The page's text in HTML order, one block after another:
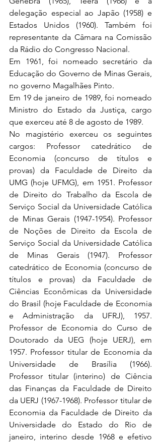
delegação especial ao Japão (1958) e
Estados Unidos (1960). Também foi
representante da Câmara na Comissão
da Rádio do Congresso Nacional.
Em 1961, foi nomeado secretário da
Educação do Governo de Minas Gerais,
no governo Magalhães Pinto.
Em 19 de janeiro de 1989, foi nomeado
Ministro do Estado da Justiça, cargo
que exerceu até 8 de agosto de 1989.
No magistério exerceu os seguintes
cargos: Professor catedrático de
Economia (concurso de títulos e
provas) da Faculdade de Direito da
UMG (hoje UFMG), em 1951. Professor
de Direito do Trabalho da Escola de
Serviço Social da Universidade Católica
de Minas Gerais (1947-1954). Professor
de Noções de Direito da Escola de
Serviço Social da Universidade Católica
de Minas Gerais (1947). Professor
catedrático de Economia (concurso de
títulos e provas) da Faculdade de
Ciências Econômicas da Universidade
do Brasil (hoje Faculdade de Economia
e Administração da UFRJ), 1957.
Professor de Economia do Curso de
Doutorado da UEG (hoje UERJ), em
1957. Professor titular de Economia da
Universidade de Brasília (1966).
Professor titular (interino) de Ciência
das Finanças da Faculdade de Direito
da UERJ (1967-1968). Professor titular de
Economia da Faculdade de Direito da
Universidade do Estado do Rio de
janeiro, interino desde 1968 e efetivo